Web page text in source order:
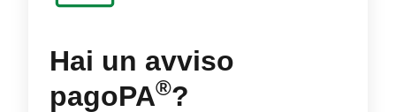
Hai un avviso
pagoPA®?